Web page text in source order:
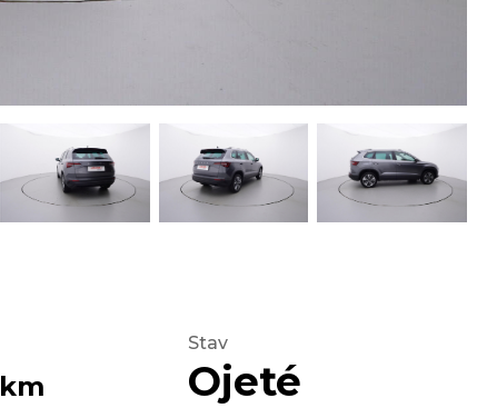
km
Stav
Ojeté